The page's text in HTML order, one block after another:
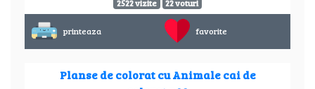
2522 vizite 22 voturi
printeaza favorite
Planse de colorat cu Animale cai de